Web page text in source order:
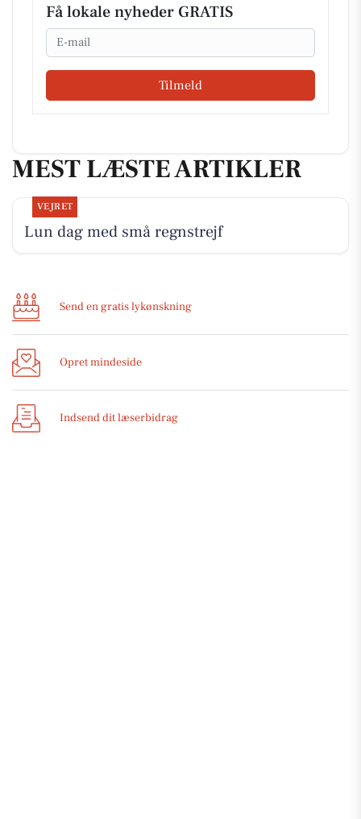
Få lokale nyheder GRATIS
Email
Tilmeld
MEST LÆSTE ARTIKLER
VEJRET
Lun dag med små regnstrejf
Send en gratis lykønskning
Opret mindeside
Indsend dit læserbidrag